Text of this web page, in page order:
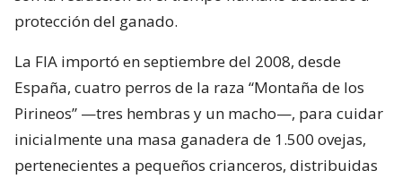
protección del ganado.
La FIA importó en septiembre del 2008, desde
España, cuatro perros de la raza “Montaña de los
Pirineos” —tres hembras y un macho—, para cuidar
inicialmente una masa ganadera de 1.500 ovejas,
pertenecientes a pequeños crianceros, distribuidas